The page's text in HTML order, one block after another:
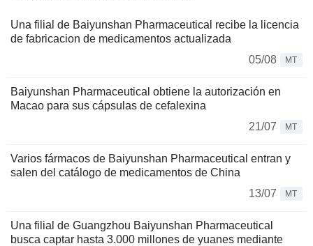
Una filial de Baiyunshan Pharmaceutical recibe la licencia
de fabricacion de medicamentos actualizada
05/08
MT
Baiyunshan Pharmaceutical obtiene la autorización en
Macao para sus cápsulas de cefalexina
21/07
MT
Varios fármacos de Baiyunshan Pharmaceutical entran y
salen del catálogo de medicamentos de China
13/07
MT
Una filial de Guangzhou Baiyunshan Pharmaceutical
busca captar hasta 3.000 millones de yuanes mediante